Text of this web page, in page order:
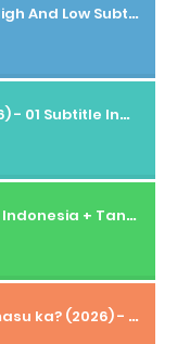
Seluruh Link Download High And Low Subtitle Indonesia
Ichijigen no Sashiki (2026) - 01 Subtitle Indonesia
First Love (2022) Subtitle Indonesia + Tanpa Iklan + Streaming + 1080p
Mou Ichido Fufu ni Narimasu ka? (2026) - 01 Subtitle Indonesia